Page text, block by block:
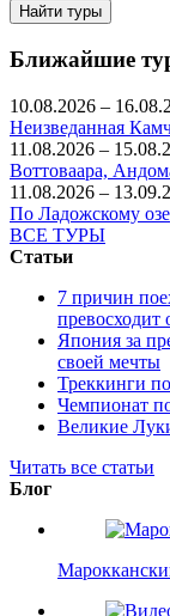
Найти туры
Ближайшие
10.08.2026 –
Неизведанная
11.08.2026 –
Воттоваара,
11.08.2026 –
По Ладожскому
ВСЕ ТУРЫ
Статьи
7 причин
превосходит
Япония за
своей мечты
Треккинги
Чемпионат
Великие
Читать все статьи
Блог